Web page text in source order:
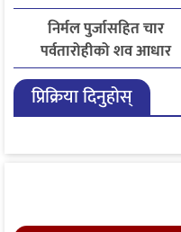
निर्मल पुर्जासहित चार
पर्वतारोहीको शव आधार
शिविरमा ल्याइयो, तीन अझै
बेपत्ता
प्रिक्रिया दिनुहोस्